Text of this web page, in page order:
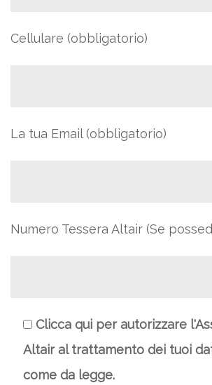
Cellulare (obbligatorio)
La tua Email (obbligatorio)
Numero Tessera Altair (Se
Clicca qui per autorizzare
Altair al trattamento dei tuoi
come da legge.